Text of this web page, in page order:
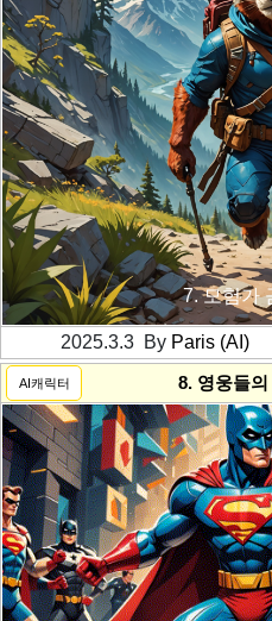
7. 모험가
2025.3.3 By Paris (AI)
AI캐릭터 8. 영웅들